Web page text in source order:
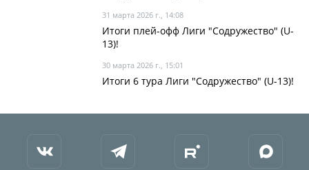
31 марта 2026 г., 14:08
Итоги плей-офф Лиги "Содружество" (U-
13)!
30 марта 2026 г., 15:01
Итоги 6 тура Лиги "Содружество" (U-13)!